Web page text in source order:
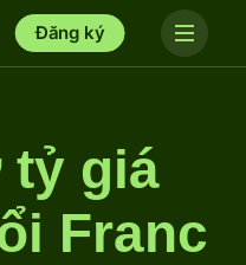
Đăng ký
tỷ giá
Franc